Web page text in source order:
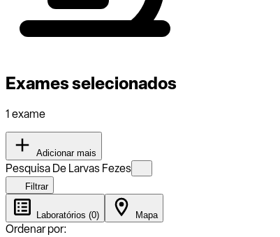
Exames selecionados
1 exame
Adicionar mais
Pesquisa De Larvas Fezes
Filtrar
Laboratórios (0) Mapa
Ordenar por: